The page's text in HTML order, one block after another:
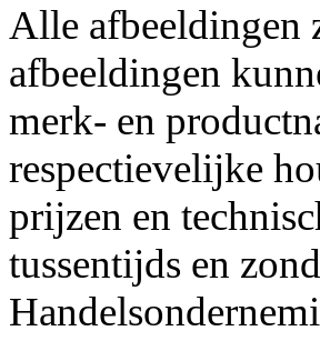
Alle afbeeldingen
afbeeldingen
merk- en
respectievelijke
prijzen en
tussentijds en